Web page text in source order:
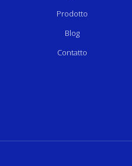
Prodotto
Blog
Contatto